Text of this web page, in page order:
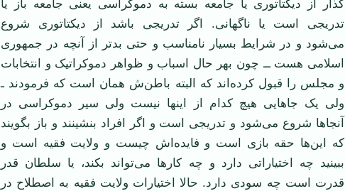
گذار از دیکتاتوری یا جامعه بسته به دموکراسی یعنی جامعه باز یا
تدریجی است یا ناگهانی. اگر تدریجی باشد از دیکتاتوری شروع
می‌شود و در شرایط بسیار نامناسب و حتی بدتر از آنچه در جمهوری
اسلامی‌ هست ــ چون بهر حال اسباب و ظواهر دموکراتیک و انتخابات
و مجلس را قبول کرده‌اند که البته باطن‌ش همان است که فرمودند ـ
ولی یک جاهایی هیچ کدام از اینها نیست ولی سیر دموکراسی در
آنجاها شروع می‌شود و تدریجی است و اگر افراد بنشینند و باز بگویند
که این‌ها حقه بازی است و فایده‌اش چیست و ولایت فقیه است و
ببینید چه اختیاراتی دارد و چه کارها می‌تواند بکند، یا سلطان قدر
قدرت است چه سودی دارد. حالا اختیارات ولایت فقیه به اصطلاح در